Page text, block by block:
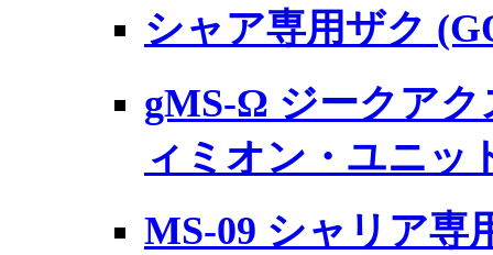
シャア専用ザク
gMS-Ω ジークア
ィミオン・ユニッ
MS-09 シャリア専